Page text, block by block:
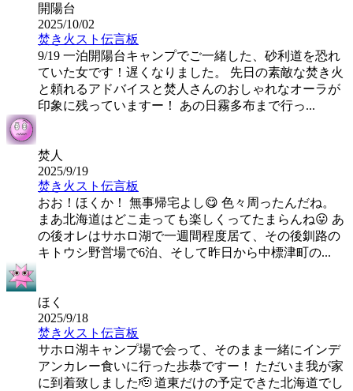
開陽台
2025/10/02
焚き火スト伝言板
9/19 一泊開陽台キャンプでご一緒した、砂利道を恐れ
ていた女です！遅くなりました。 先日の素敵な焚き火
と頼れるアドバイスと焚人さんのおしゃれなオーラが
印象に残っていますー！ あの日霧多布まで行っ...
焚人
2025/9/19
焚き火スト伝言板
おお！ほくか！ 無事帰宅よし😋 色々周ったんだね。
まあ北海道はどこ走っても楽しくってたまらんね😛 あ
の後オレはサホロ湖で一週間程度居て、その後釧路の
キトウシ野営場で6泊、そして昨日から中標津町の...
ほく
2025/9/18
焚き火スト伝言板
サホロ湖キャンプ場で会って、そのまま一緒にインデ
アンカレー食いに行った歩恭ですー！ ただいま我が家
に到着致しました🫡 道東だけの予定できた北海道でし